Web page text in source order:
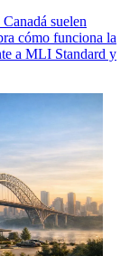
suelen
cómo funciona la
a MLI Standard y